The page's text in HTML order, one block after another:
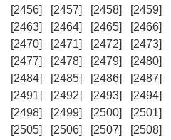
[2456]
[2457] [2458] [2459]
[2463]
[2464] [2465] [2466]
[2470]
[2471] [2472] [2473]
[2477]
[2478] [2479] [2480]
[2484]
[2485] [2486] [2487]
[2491]
[2492] [2493] [2494]
[2498]
[2499] [2500] [2501]
[2505]
[2506] [2507] [2508]